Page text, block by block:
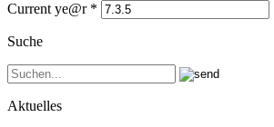
Current ye@r *
Suche
Aktuelles